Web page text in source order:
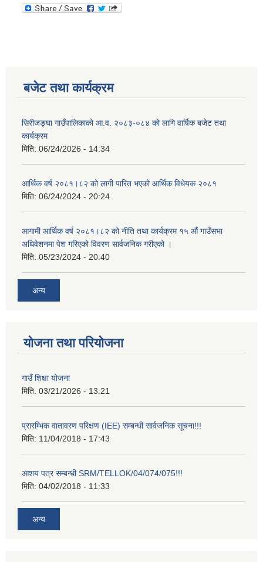
बजेट तथा कार्यक्रम
सिरीजङ्घा गाउँपालिकाको आ.व. २०८३-०८४ को लागि वार्षिक बजेट तथा
कार्यक्रम
मिति: 06/24/2026 - 14:34
आर्थिक वर्ष २०८१।८२ को लागी पारित भएको आर्थिक विधेयक २०८१
मिति: 06/24/2024 - 20:24
आगामी आर्थिक वर्ष २०८१।८२ को नीति तथा कार्यक्रम १५ औं गाउँसभा
अधिवेशनमा पेश गरिएको विवरण सार्वजनिक गरीएको ।
मिति: 05/23/2024 - 20:40
अन्य
योजना तथा परियोजना
गाउँ शिक्षा योजना
मिति: 03/21/2026 - 13:21
प्रारम्भिक वातावरण परिक्षण (IEE) सम्बन्धी सार्वजनिक सूचना!!!
मिति: 11/04/2018 - 17:43
आशय पत्र सम्बन्धी SRM/TELLOK/04/074/075!!!
मिति: 04/02/2018 - 11:33
अन्य